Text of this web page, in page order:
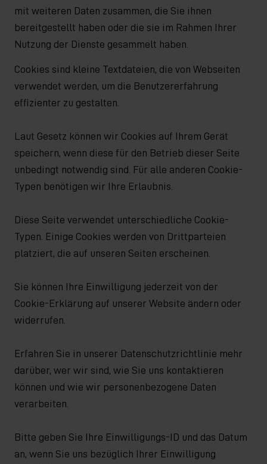
mit weiteren Daten zusammen, die Sie ihnen
bereitgestellt haben oder die sie im Rahmen Ihrer
Nutzung der Dienste gesammelt haben.
Cookies sind kleine Textdateien, die von Webseiten
verwendet werden, um die Benutzererfahrung
effizienter zu gestalten.
Laut Gesetz können wir Cookies auf Ihrem Gerät
speichern, wenn diese für den Betrieb dieser Seite
unbedingt notwendig sind. Für alle anderen Cookie-
Typen benötigen wir Ihre Erlaubnis.
Diese Seite verwendet unterschiedliche Cookie-
Typen. Einige Cookies werden von Drittparteien
platziert, die auf unseren Seiten erscheinen.
Sie können Ihre Einwilligung jederzeit von der
Cookie-Erklärung auf unserer Website ändern oder
widerrufen.
Erfahren Sie in unserer Datenschutzrichtlinie mehr
darüber, wer wir sind, wie Sie uns kontaktieren
können und wie wir personenbezogene Daten
verarbeiten.
Bitte geben Sie Ihre Einwilligungs-ID und das Datum
an, wenn Sie uns bezüglich Ihrer Einwilligung